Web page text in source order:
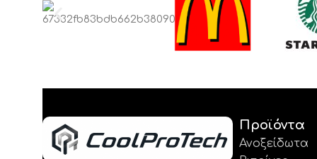
Προϊόντα
Ανοξείδωτα